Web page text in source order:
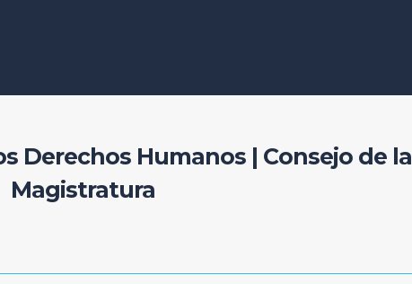
Derechos Humanos | Consejo de la
Magistratura